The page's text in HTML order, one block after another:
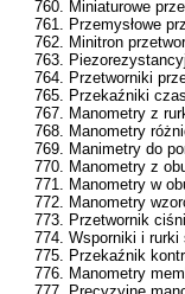
760. Miniaturowe
761. Przemysłowe
762. Minitron
763.
764. Przetworniki
765. Przekaźniki
767. Manometry z
768. Manometry
769. Manimetry do
770. Manometry z
771. Manometry w
772. Manometry
773. Przetwornik
774. Wsporniki i rurki
775. Przekaźnik
776. Manometry